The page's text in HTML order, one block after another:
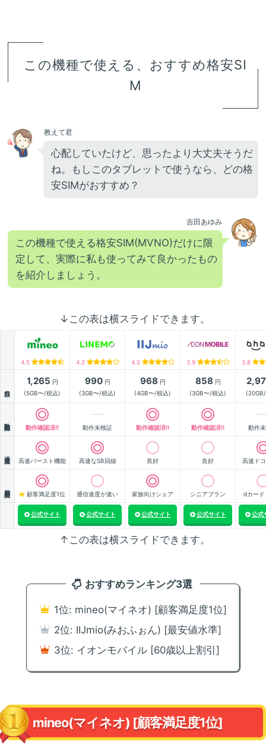
この機種で使える、おすすめ格安SI
M
教えて君
心配していたけど、思ったより大丈夫そうだ
ね。もしこのタブレットで使うなら、どの格
安SIMがおすすめ？
吉田あゆみ
この機種で使える格安SIM(MVNO)だけに限
定して、実際に私も使ってみて良かったもの
を紹介しましょう。
↓この表は横スライドできます。
4.5 4.2 4.0 3.9 3.8
1,265 円
(5GB〜/税込)
990円
(3GB〜/税込)
968 円
(4GB〜/税込)
858 円
(3GB〜/税込)
動作確認済!! 動作未検証 動作確認済!! 動作確認済!! 動作
高速バースト機能 高速なSB回線 良好 良好 高速ド
顧客満足度1位 通信速度が速い 家族向けシェア シニアプラン dカード
公式サイト 公式サイト 公式サイト 公式サイト 公式
↑この表は横スライドできます。
おすすめランキング3選
1位: mineo(マイネオ) [顧客満足度1位]
2位: IIJmio(みおふぉん) [最安値水準]
3位: イオンモバイル [60歳以上割引]
mineo(マイネオ) [顧客満足度1位]